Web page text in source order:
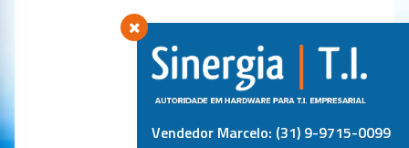
Vendedor Marcelo: (31) 9-9715-0099